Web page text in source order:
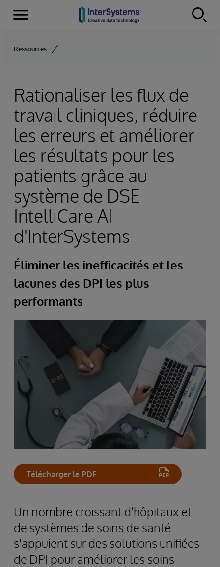
Skip to content
Menu
Ressources
Rationaliser les flux de
travail cliniques, réduire
les erreurs et améliorer
les résultats pour les
patients grâce au
système de DSE
IntelliCare AI
d'InterSystems
Éliminer les inefficacités et les
lacunes des DPI les plus
performants
Télécharger le PDF
Un nombre croissant d'hôpitaux et
de systèmes de soins de santé
s'appuient sur des solutions unifiées
de DPI pour améliorer les soins